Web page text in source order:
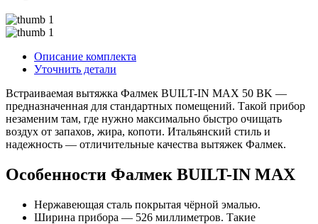
Описание комплекта
Уточнить детали
Встраиваемая вытяжка Фалмек BUILT-IN MAX 50 BK —
предназначенная для стандартных помещений. Такой прибор
незаменим там, где нужно максимально быстро очищать
воздух от запахов, жира, копоти. Итальянский стиль и
надежность — отличительные качества вытяжек Фалмек.
Особенности Фалмек BUILT-IN MAX
Нержавеющая сталь покрытая чёрной эмалью.
Ширина прибора — 526 миллиметров. Такие